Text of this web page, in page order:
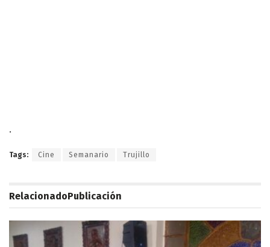
.
Tags: Cine Semanario Trujillo
RelacionadoPublicación